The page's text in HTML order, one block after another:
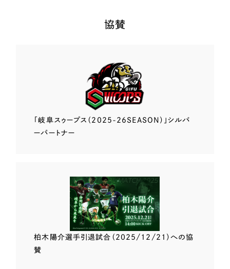
協賛
「岐阜スゥープス （2025-26SEASON）」 シルバ
ーパートナー
柏木陽介選手引退試合（2025/12/21）への協
賛